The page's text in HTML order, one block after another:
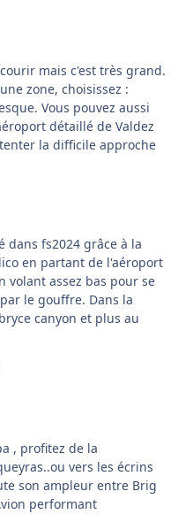
mais c'est très grand.
zone, choisissez :
Vous pouvez aussi
détaillé de Valdez
la difficile approche
fs2024 grâce à la
en partant de l'aéroport
volant assez bas pour se
le gouffre. Dans la
canyon et plus au
, profitez de la
vers les écrins
son ampleur entre Brig
performant